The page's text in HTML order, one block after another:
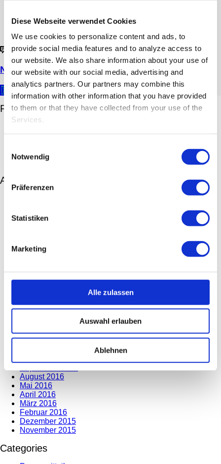
Diese Webseite verwendet Cookies
We use cookies to personalize content and ads, to
provide social media features and to analyze access to
our website. We also share information about your use of
our website with our social media, advertising and
analytics partners. Our partners may combine this
information with other information that you have provided
to them or that they have collected from your use of the
Services.
Notwendig
Präferenzen
Statistiken
Marketing
Alle zulassen
Auswahl erlauben
Ablehnen
0
Nachhaltigkeit bei Heliotron
READ MORE
Recent Posts
Story – Revolution der Kerzen
Story – „Das war schon immer so“
FlexiLight®-SlideIn – Mehr Individualität geht nicht!
Archives
Februar 2021
Juli 2020
Dezember 2019
September 2017
Mai 2017
April 2017
August 2016
Mai 2016
April 2016
März 2016
Februar 2016
Dezember 2015
November 2015
Categories